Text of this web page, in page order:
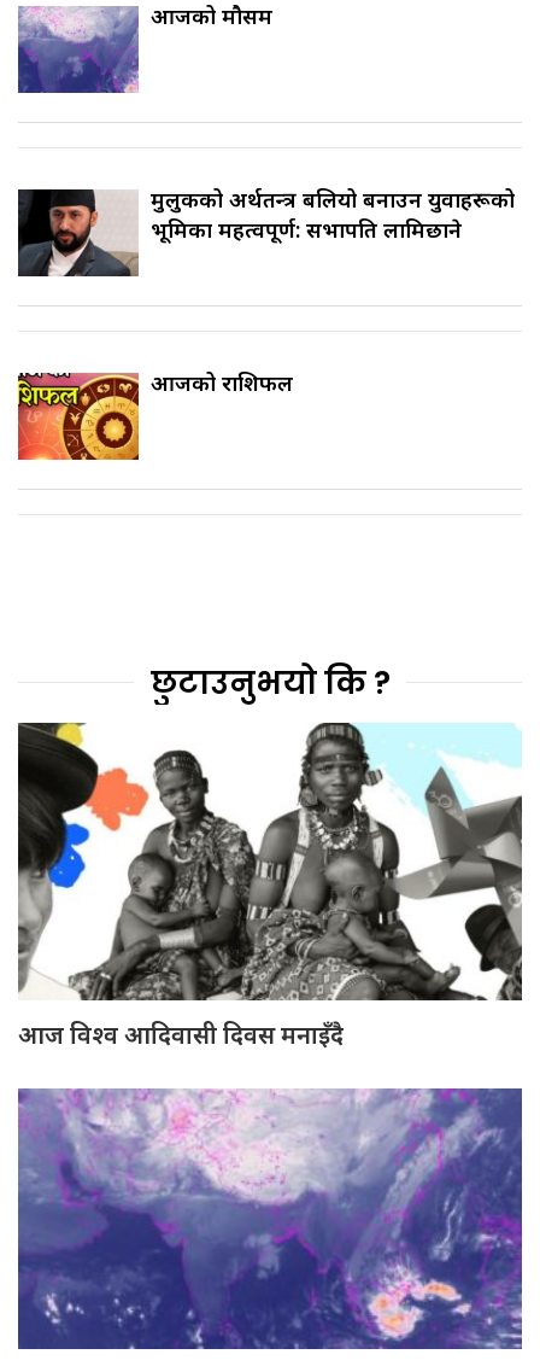
आजको मौसम
मुलुकको अर्थतन्त्र बलियो बनाउन युवाहरूको
भूमिका महत्वपूर्ण: सभापति लामिछाने
आजको राशिफल
छुटाउनुभयो कि ?
आज विश्व आदिवासी दिवस मनाइँदै